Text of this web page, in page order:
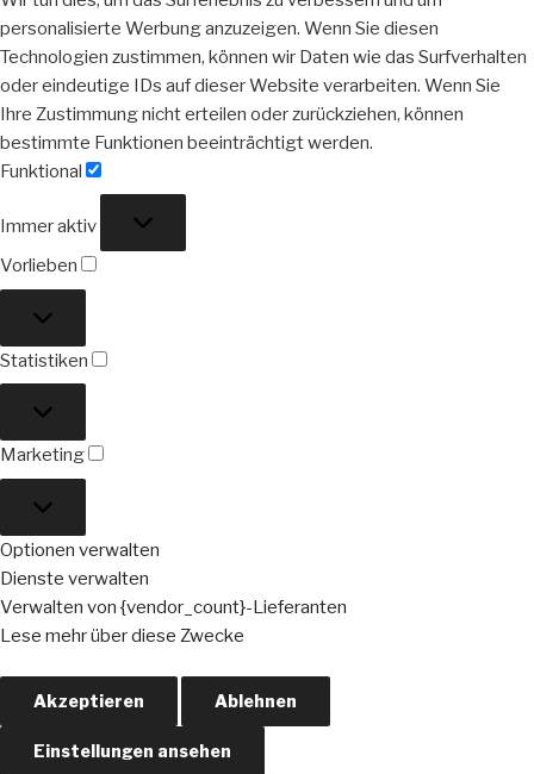
personalisierte Werbung anzuzeigen. Wenn Sie diesen
Technologien zustimmen, können wir Daten wie das Surfverhalten
oder eindeutige IDs auf dieser Website verarbeiten. Wenn Sie
Ihre Zustimmung nicht erteilen oder zurückziehen, können
bestimmte Funktionen beeinträchtigt werden.
Funktional
Immer aktiv
Vorlieben
Statistiken
Marketing
Optionen verwalten
Dienste verwalten
Verwalten von {vendor_count}-Lieferanten
Lese mehr über diese Zwecke
Akzeptieren Ablehnen
Einstellungen ansehen